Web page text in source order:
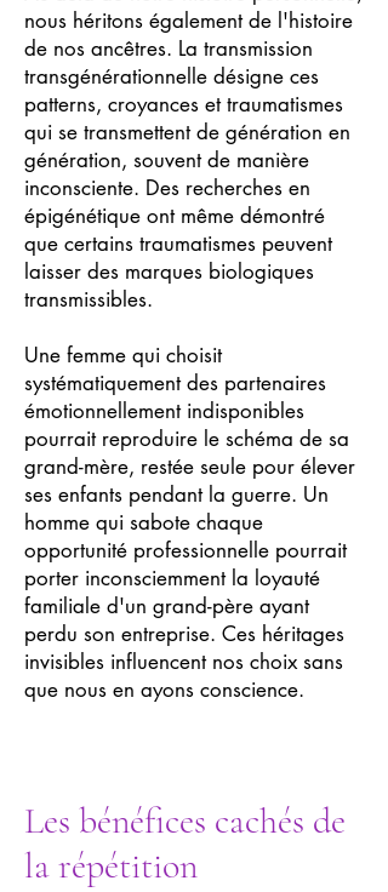
nous héritons également de l'histoire
de nos ancêtres. La transmission
transgénérationnelle désigne ces
patterns, croyances et traumatismes
qui se transmettent de génération en
génération, souvent de manière
inconsciente. Des recherches en
épigénétique ont même démontré
que certains traumatismes peuvent
laisser des marques biologiques
transmissibles.
Une femme qui choisit
systématiquement des partenaires
émotionnellement indisponibles
pourrait reproduire le schéma de sa
grand-mère, restée seule pour élever
ses enfants pendant la guerre. Un
homme qui sabote chaque
opportunité professionnelle pourrait
porter inconsciemment la loyauté
familiale d'un grand-père ayant
perdu son entreprise. Ces héritages
invisibles influencent nos choix sans
que nous en ayons conscience.
Les bénéfices cachés de
la répétition